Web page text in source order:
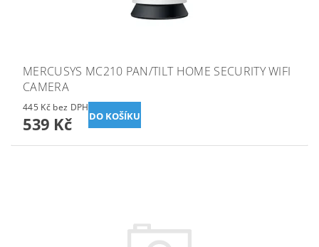
MERCUSYS MC210 PAN/TILT HOME SECURITY WIFI
CAMERA
445 Kč bez DPH
539 Kč